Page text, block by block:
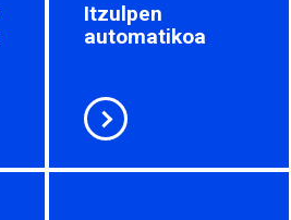
Itzulpen
automatikoa